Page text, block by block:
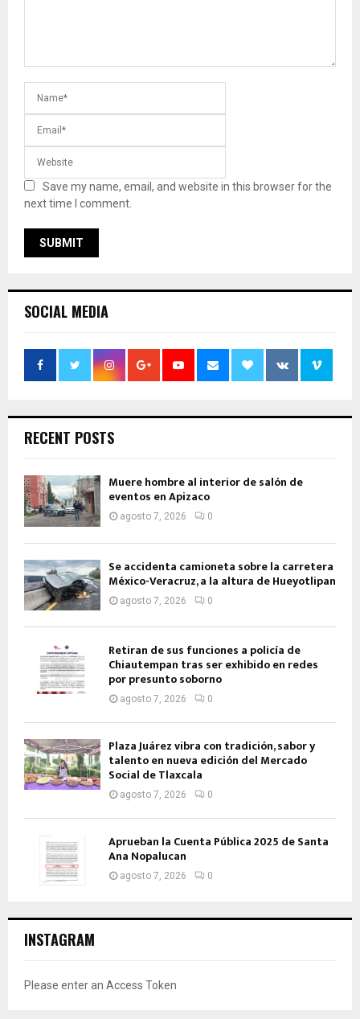
Save my name, email, and website in this browser for the
next time I comment.
SOCIAL MEDIA
RECENT POSTS
Muere hombre al interior de salón de
eventos en Apizaco
agosto 7, 2026 0
Se accidenta camioneta sobre la carretera
México-Veracruz, a la altura de Hueyotlipan
agosto 7, 2026 0
Retiran de sus funciones a policía de
Chiautempan tras ser exhibido en redes
por presunto soborno
agosto 7, 2026 0
Plaza Juárez vibra con tradición, sabor y
talento en nueva edición del Mercado
Social de Tlaxcala
agosto 7, 2026 0
Aprueban la Cuenta Pública 2025 de Santa
Ana Nopalucan
agosto 7, 2026 0
INSTAGRAM
Please enter an Access Token